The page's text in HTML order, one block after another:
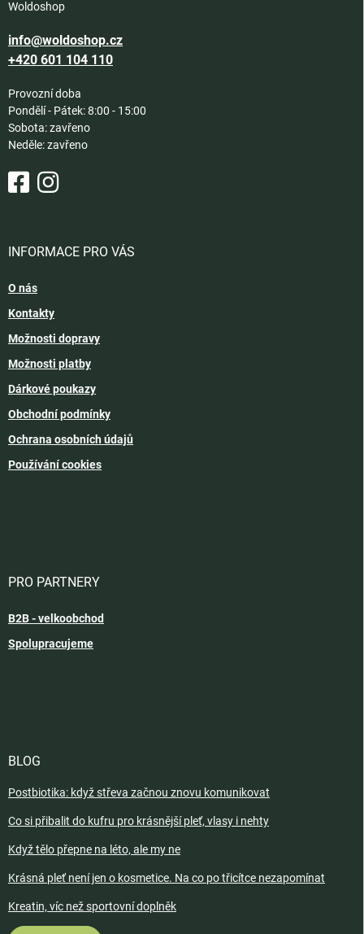
Woldoshop
info@woldoshop.cz
+420 601 104 110
Provozní doba
Pondělí - Pátek: 8:00 - 15:00
Sobota: zavřeno
Neděle: zavřeno
INFORMACE PRO VÁS
O nás
Kontakty
Možnosti dopravy
Možnosti platby
Dárkové poukazy
Obchodní podmínky
Ochrana osobních údajů
Používání cookies
PRO PARTNERY
B2B - velkoobchod
Spolupracujeme
BLOG
Postbiotika: když střeva začnou znovu komunikovat
Co si přibalit do kufru pro krásnější pleť, vlasy i nehty
Když tělo přepne na léto, ale my ne
Krásná pleť není jen o kosmetice. Na co po třicítce nezapomínat
Kreatin, víc než sportovní doplněk